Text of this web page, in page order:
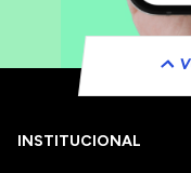
INSTITUCIONAL